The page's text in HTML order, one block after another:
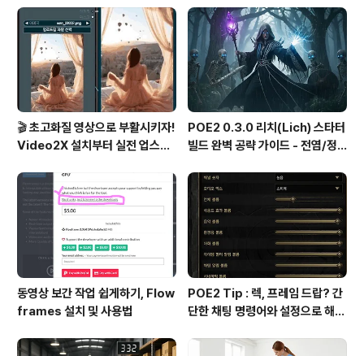
응과 드라마틱한 광원 묘사.활용 팁: 감성적인 인물, 풍경
표현에 탁월함. 패션 일러스트용으로 추천.2. CogVideo
X특징: 텍스트 또는 이미지에서 비디오 생성. 실험적인..
🎬 초고화질 영상으로 부활시키자!
Video2X 설치부터 실전 업스케
POE2 0.3.0 리치(Lich) 스타터
빌드 완벽 공략 가이드 - 전염/정
동영상 보간 작업 쉽게하기, Flow
frames 설치 및 사용법
POE2 Tip : 렉, 프레임 드랍? 간
단한 채팅 명령어와 설정으로 해결